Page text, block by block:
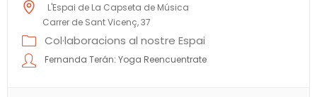
L'Espai de La Capseta de Música
Carrer de Sant Vicenç, 37
Col·laboracions al nostre Espai
Fernanda Terán: Yoga Reencuentrate